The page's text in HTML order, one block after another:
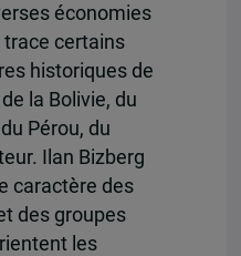
économies
trace certains
historiques de
la Bolivie, du
Pérou, du
Ilan Bizberg
caractère des
des groupes
les